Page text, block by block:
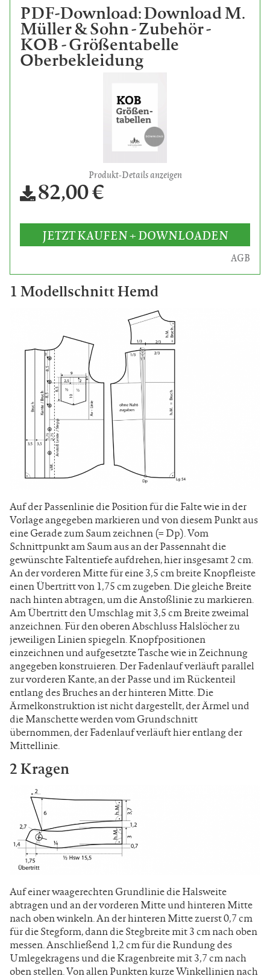
PDF-Download: Download M.
Müller & Sohn - Zubehör -
KOB - Größentabelle
Oberbekleidung
Produkt-Details anzeigen
82,00 €
JETZT KAUFEN + DOWNLOADEN
AGB
1 Modellschnitt Hemd
Auf der Passenlinie die Position für die Falte wie in der
Vorlage angegeben markieren und von diesem Punkt aus
eine Gerade zum Saum zeichnen (= Dp). Vom
Schnittpunkt am Saum aus an der Passennaht die
gewünschte Faltentiefe aufdrehen, hier insgesamt 2 cm.
An der vorderen Mitte für eine 3,5 cm breite Knopfleiste
einen Übertritt von 1,75 cm zugeben. Die gleiche Breite
nach hinten abtragen, um die Anstoßlinie zu markieren.
Am Übertritt den Umschlag mit 3,5 cm Breite zweimal
anzeichnen. Für den oberen Abschluss Halslöcher zu
jeweiligen Linien spiegeln. Knopfpositionen
einzeichnen und aufgesetzte Tasche wie in Zeichnung
angegeben konstruieren. Der Fadenlauf verläuft parallel
zur vorderen Kante, an der Passe und im Rückenteil
entlang des Bruches an der hinteren Mitte. Die
Ärmelkonstruktion ist nicht dargestellt, der Ärmel und
die Manschette werden vom Grundschnitt
übernommen, der Fadenlauf verläuft hier entlang der
Mittellinie.
2 Kragen
Auf einer waagerechten Grundlinie die Halsweite
abtragen und an der vorderen Mitte und hinteren Mitte
nach oben winkeln. An der hinteren Mitte zuerst 0,7 cm
für die Stegform, dann die Stegbreite mit 3 cm nach oben
messen. Anschließend 1,2 cm für die Rundung des
Umlegekragens und die Kragenbreite mit 3,7 cm nach
oben stellen. Von allen Punkten kurze Winkellinien nach